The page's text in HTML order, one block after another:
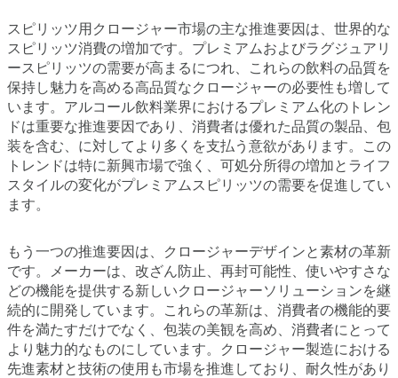
スピリッツ用クロージャー市場の主な推進要因は、世界的な
スピリッツ消費の増加です。プレミアムおよびラグジュアリ
ースピリッツの需要が高まるにつれ、これらの飲料の品質を
保持し魅力を高める高品質なクロージャーの必要性も増して
います。アルコール飲料業界におけるプレミアム化のトレン
ドは重要な推進要因であり、消費者は優れた品質の製品、包
装を含む、に対してより多くを支払う意欲があります。この
トレンドは特に新興市場で強く、可処分所得の増加とライフ
スタイルの変化がプレミアムスピリッツの需要を促進してい
ます。
もう一つの推進要因は、クロージャーデザインと素材の革新
です。メーカーは、改ざん防止、再封可能性、使いやすさな
どの機能を提供する新しいクロージャーソリューションを継
続的に開発しています。これらの革新は、消費者の機能的要
件を満たすだけでなく、包装の美観を高め、消費者にとって
より魅力的なものにしています。クロージャー製造における
先進素材と技術の使用も市場を推進しており、耐久性があり